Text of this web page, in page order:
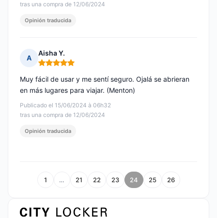
tras una compra de 12/06/2024
Opinión traducida
A
Aisha Y.
Nota: 5 de 5
Publicado el 15/06/2024 à 06h32
tras una compra de 12/06/2024
Muy fácil de usar y me sentí seguro. Ojalá se abrieran
en más lugares para viajar. (Menton)
Opinión traducida
1 … 21 22 23 24 25 26